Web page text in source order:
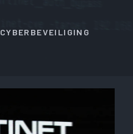
CYBERBEVEILIGING